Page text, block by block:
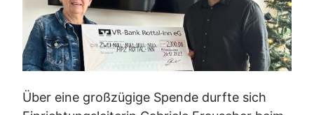
Über eine großzügige Spende durfte sich